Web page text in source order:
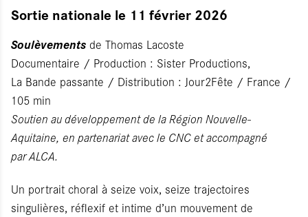
Sortie nationale le 11 février 2026
Soulèvements de Thomas Lacoste
Documentaire / Production : Sister Productions,
La Bande passante / Distribution : Jour2Fête / France /
105 min
Soutien au développement de la Région Nouvelle-
Aquitaine, en partenariat avec le CNC et accompagné
par ALCA.
Un portrait choral à seize voix, seize trajectoires
singulières, réflexif et intime d’un mouvement de